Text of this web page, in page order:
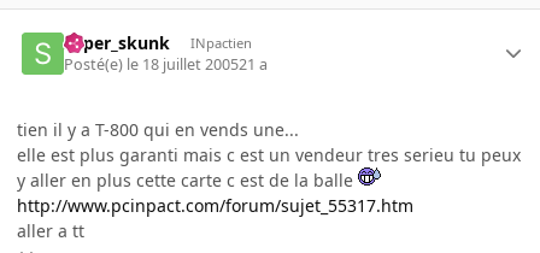
super_skunk INpactien
Posté(e) le 18 juillet 200521 a
tien il y a T-800 qui en vends une...
elle est plus garanti mais c est un vendeur tres serieu tu peux
y aller en plus cette carte c est de la balle
http://www.pcinpact.com/forum/sujet_55317.htm
aller a tt